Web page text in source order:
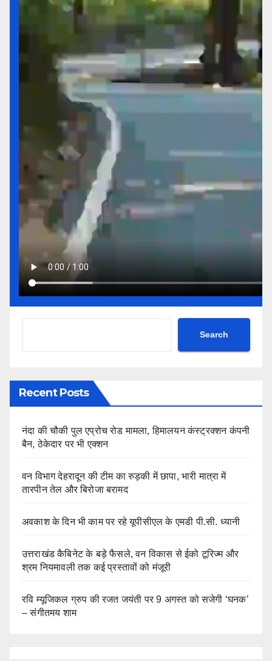
Search
Recent Posts
नंदा की चौकी पुल एप्रोच रोड मामला, हिमालयन कंस्ट्रक्शन कंपनी
बैन, ठेकेदार पर भी एक्शन
वन विभाग देहरादून की टीम का रुड़की में छापा, भारी मात्रा में
तारपीन तेल और बिरोजा बरामद
अवकाश के दिन भी काम पर रहे यूपीसीएल के एमडी पी.सी. ध्यानी
उत्तराखंड कैबिनेट के बड़े फैसले, वन विकास से ईको टूरिज्म और
श्रम नियमावली तक कई प्रस्तावों को मंजूरी
रवि म्यूजिकल ग्रुप की रजत जयंती पर 9 अगस्त को सजेगी ‘घनक’
– संगीतमय शाम